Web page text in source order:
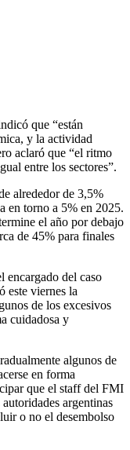
que “están
y la actividad
aclaró que “el ritmo
entre los sectores”.
alrededor de 3,5%
en torno a 5% en 2025.
el año por debajo
de 45% para finales
encargado del caso
este viernes la
de los excesivos
cuidadosa y
algunos de
en forma
que el staff del FMI
argentinas
o no el desembolso